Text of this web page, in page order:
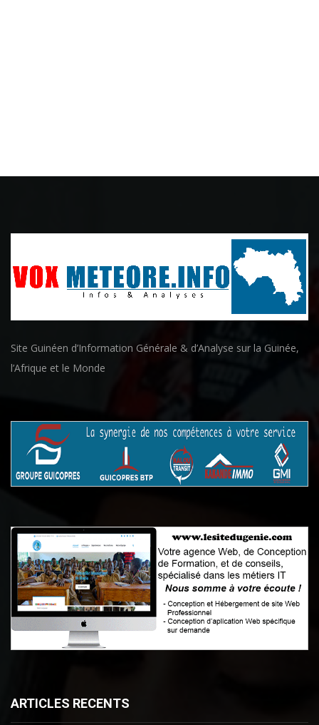
Site Guinéen d’Information Générale & d’Analyse sur la Guinée,
l’Afrique et le Monde
ARTICLES RECENTS